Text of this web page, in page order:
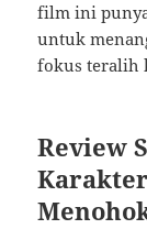
film ini
untuk
fokus teralih
Review